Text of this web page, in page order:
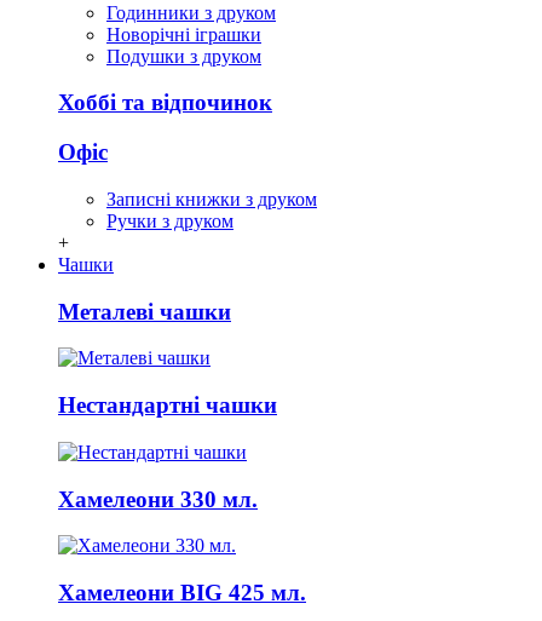
Годинники з друком
Новорічні іграшки
Подушки з друком
Хоббі та відпочинок
Офіс
Записні книжки з друком
Ручки з друком
+
Чашки
Металеві чашки
Нестандартні чашки
Хамелеони 330 мл.
Хамелеони BIG 425 мл.